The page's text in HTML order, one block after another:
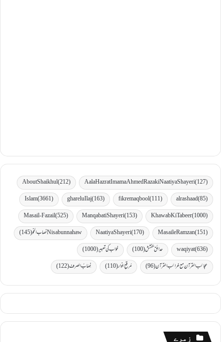
Aala Hazrat Imama Ahmed Raza ki Naatiya Shayeri(127)
AboutShaikhul(212)
al rashaad(85)
fikremaqbool(111)
gharelu Ilaj(163)
Islam(3661)
Khawab Ki Tabeer(1000)
Manqabati Shayeri(153)
Masail-Fazail(525)
MasaileRamzan(151)
Naatiya Shayeri(170) Nisabunnahaw نصاب النحو
(145)
waqiyat(636) حدائق بخشش(100) خواب کی تعبیر(1000)
عجائب القرآن مع غرائب القرآن(96) مُرقعِ انوار(110) نِصَابُ الصرف(122)
زمرے